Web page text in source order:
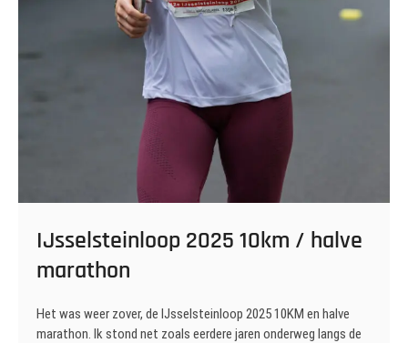
IJsselsteinloop 2025 10km / halve
marathon
Het was weer zover, de IJsselsteinloop 2025 10KM en halve
marathon. Ik stond net zoals eerdere jaren onderweg langs de